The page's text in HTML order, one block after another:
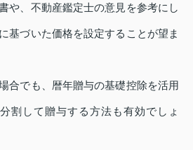
や、不動産鑑定士の意見を参考にし
基づいた価格を設定することが望ま
合でも、暦年贈与の基礎控除を活用
割して贈与する方法も有効でしょ